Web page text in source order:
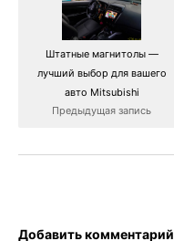
Штатные магнитолы —
лучший выбор для вашего
авто Mitsubishi
Предыдущая запись
Добавить комментарий